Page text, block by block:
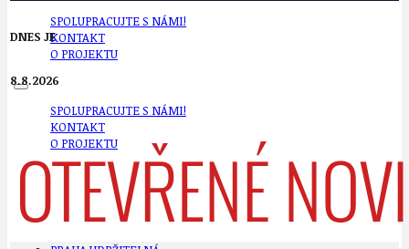
SPOLUPRACUJTE S NÁMI!
KONTAKT
O PROJEKTU
SPOLUPRACUJTE S NÁMI!
KONTAKT
O PROJEKTU
DNES JE
8.8.2026